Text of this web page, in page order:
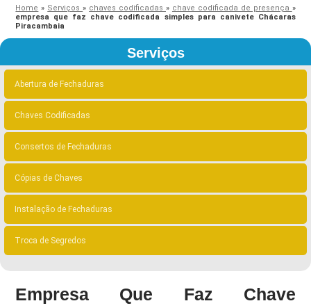
Home » Serviços» chaves codificadas » chave codificada de presença »
empresa que faz chave codificada simples para canivete Chácaras
Piracambaia
Serviços
Abertura de Fechaduras
Chaves Codificadas
Consertos de Fechaduras
Cópias de Chaves
Instalação de Fechaduras
Troca de Segredos
Empresa Que Faz Chave